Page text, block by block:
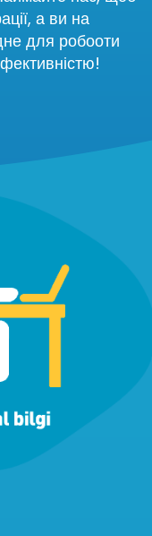
а ви на
для робооти